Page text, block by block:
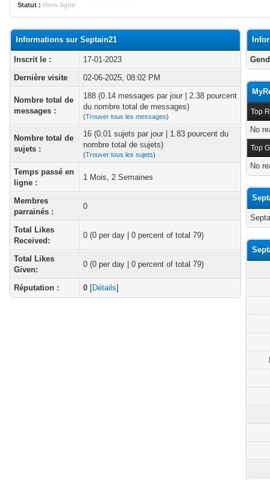
Statut : Hors ligne
Informations sur Septain21
Inscrit le :
17-01-2023
Dernière visite
02-06-2025, 08:02 PM
Nombre total de
messages :
188 (0.14 messages par jour | 2.38 pourcent
du nombre total de messages)
(Trouver tous les messages)
Nombre total de
sujets :
16 (0.01 sujets par jour | 1.83 pourcent du
nombre total de sujets)
(Trouver tous les sujets)
Temps passé en
ligne :
1 Mois, 2 Semaines
Membres
parrainés :
0
Total Likes
Received:
0 (0 per day | 0 percent of total 79)
Total Likes
Given:
0 (0 per day | 0 percent of total 79)
Réputation : 0 [Détails]
Top
No
Top
No